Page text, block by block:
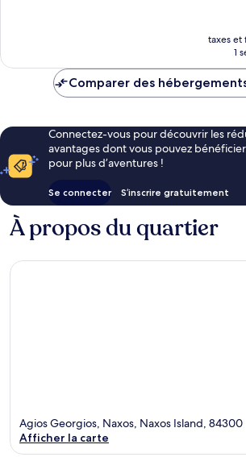
taxes et
1
Comparer des
Connectez-vous pour découvrir les
avantages dont vous pouvez
pour plus d’aventures !
Se connecter S’inscrire gratuitement
À propos du quartier
Agios Georgios, Naxos, Naxos Island, 84300
Afficher la carte